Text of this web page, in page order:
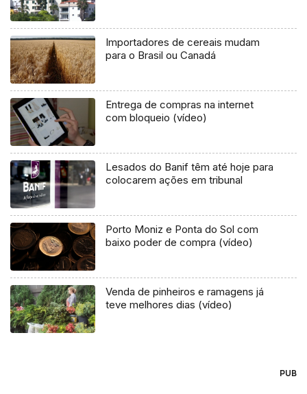
Importadores de cereais mudam
para o Brasil ou Canadá
Entrega de compras na internet
com bloqueio (vídeo)
Lesados do Banif têm até hoje para
colocarem ações em tribunal
Porto Moniz e Ponta do Sol com
baixo poder de compra (vídeo)
Venda de pinheiros e ramagens já
teve melhores dias (vídeo)
PUB